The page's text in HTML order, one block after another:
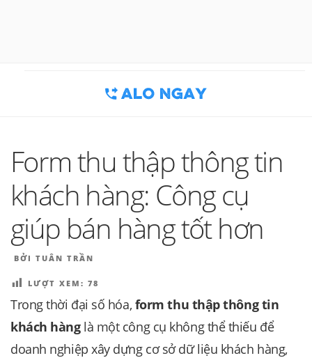
Form thu thập thông tin
khách hàng: Công cụ
giúp bán hàng tốt hơn
ĐĂNG
BỞI TUÂN TRẦN
LƯỢT XEM: 78
Trong thời đại số hóa, form thu thập thông tin
khách hànglà một công cụ không thể thiếu để
doanh nghiệp xây dựng cơ sở dữ liệu khách hàng,